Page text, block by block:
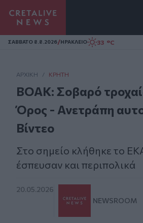
Homepage
ΣAΒΒΑΤΟ 8.8.2026/ΗΡΑΚΛΕΙΟ 33 °C
ΑΡΧΙΚΗ / ΚΡΉΤΗ
ΒΟΑΚ: Σοβαρό
Όρος - Ανετράπη
Βίντεο
Στο σημείο κλήθηκε το
έσπευσαν και περιπολικά
20.05.2026
NEWSROOM